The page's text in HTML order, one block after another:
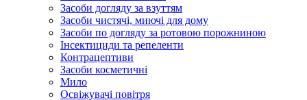
Засоби догляду за взуттям
Засоби чистячі, миючі для дому
Засоби по догляду за ротовою порожниною
Інсектициди та репеленти
Контрацептиви
Засоби косметичні
Мило
Освіжувачі повітря